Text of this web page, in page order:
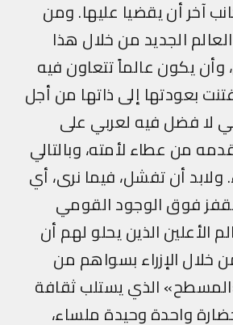
أن يقضيا عليها. ومن
الجديد من خلال هذا
يكون عالماً تتعاون فيه
إلى ذاتها من أجل
فضل فيه لعربي على
عطاء لأمته، وبالتالي
أن تفشل، فيما نرى، أي
فوق الوجود القومي
الذين يحلو لهم أن
الإزراء بسواهم من
الذي يستلب ثقافة
واحدة وحيدة ملساء،